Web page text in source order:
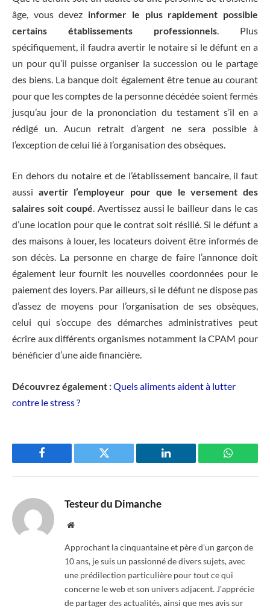
âge, vous devez informer le plus rapidement possible
certains établissements professionnels . Plus
spécifiquement, il faudra avertir le notaire si le défunt en a
un pour qu’il puisse organiser la succession ou le partage
des biens. La banque doit également être tenue au courant
pour que les comptes de la personne décédée soient fermés
jusqu’au jour de la prononciation du testament s’il en a
rédigé un. Aucun retrait d’argent ne sera possible à
l’exception de celui lié à l’organisation des obsèques.
En dehors du notaire et de l’établissement bancaire, il faut
aussi avertir l’employeur pour que le versement des
salaires soit coupé. Avertissez aussi le bailleur dans le cas
d’une location pour que le contrat soit résilié. Si le défunt a
des maisons à louer, les locateurs doivent être informés de
son décès. La personne en charge de faire l’annonce doit
également leur fournit les nouvelles coordonnées pour le
paiement des loyers. Par ailleurs, si le défunt ne dispose pas
d’assez de moyens pour l’organisation de ses obsèques,
celui qui s’occupe des démarches administratives peut
écrire aux différents organismes notamment la CPAM pour
bénéficier d’une aide financière.
Découvrez également :Quels aliments aident à lutter
contre le stress ?
Facebook Twitter LinkedIn
Testeur du Dimanche
Website
Approchant la cinquantaine et père d'un garçon de
10 ans, je suis un passionné de divers sujets, avec
une prédilection particulière pour tout ce qui
concerne le web et son univers adjacent. J'apprécie
de partager des actualités, ainsi que mes avis sur